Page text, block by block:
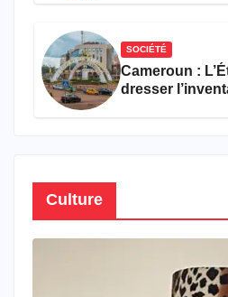
SOCIÉTÉ
Cameroun :
dresser
Culture